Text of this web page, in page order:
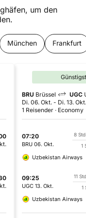
um den
München Frankfurt
BRU Brüssel UGC
Di. 06. Okt. - Di. 13. Okt.
1 Reisender
Economy
07:20
BRU 06. Okt.
8
1
Uzbekistan Airways
09:25
UGC 13. Okt.
11
1
Uzbekistan Airways